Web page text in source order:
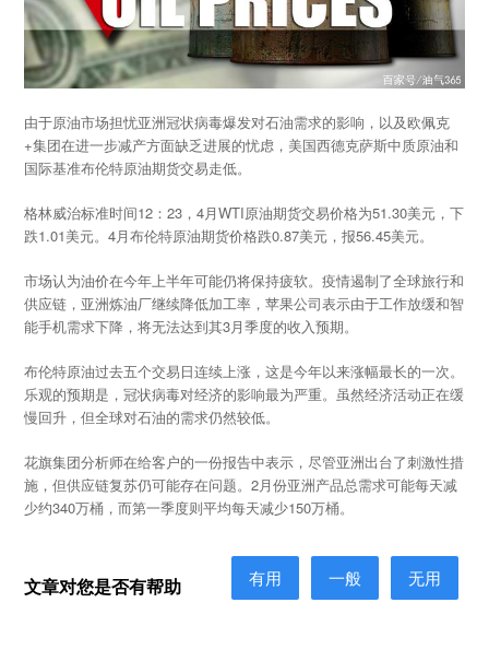
由于原油市场担忧亚洲冠状病毒爆发对石油需求的影响，以及欧佩克
+集团在进一步减产方面缺乏进展的忧虑，美国西德克萨斯中质原油和
国际基准布伦特原油期货交易走低。
格林威治标准时间12：23，4月WTI原油期货交易价格为51.30美元，下
跌1.01美元。4月布伦特原油期货价格跌0.87美元，报56.45美元。
市场认为油价在今年上半年可能仍将保持疲软。疫情遏制了全球旅行和
供应链，亚洲炼油厂继续降低加工率，苹果公司表示由于工作放缓和智
能手机需求下降，将无法达到其3月季度的收入预期。
布伦特原油过去五个交易日连续上涨，这是今年以来涨幅最长的一次。
乐观的预期是，冠状病毒对经济的影响最为严重。虽然经济活动正在缓
慢回升，但全球对石油的需求仍然较低。
花旗集团分析师在给客户的一份报告中表示，尽管亚洲出台了刺激性措
施，但供应链复苏仍可能存在问题。2月份亚洲产品总需求可能每天减
少约340万桶，而第一季度则平均每天减少150万桶。
文章对您是否有帮助 有用 一般 无用